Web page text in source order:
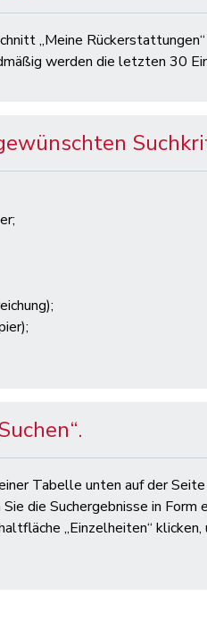
„Meine
werden die letzten 30
Tabelle unten auf der
Sie die Suchergebnisse in
„Einzelheiten“